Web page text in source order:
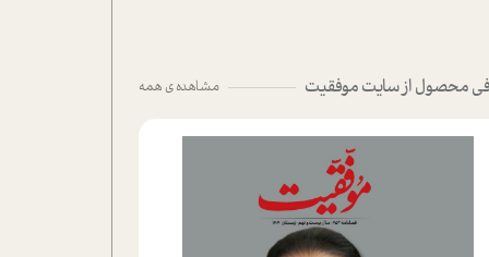
محصول از سایت موفقیت مشاهده ی همه